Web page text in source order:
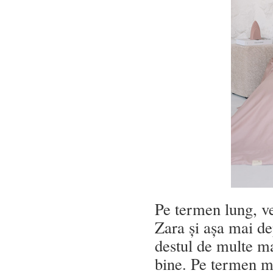
Pe termen lung,
Zara și așa mai
destul de multe
bine. Pe termen